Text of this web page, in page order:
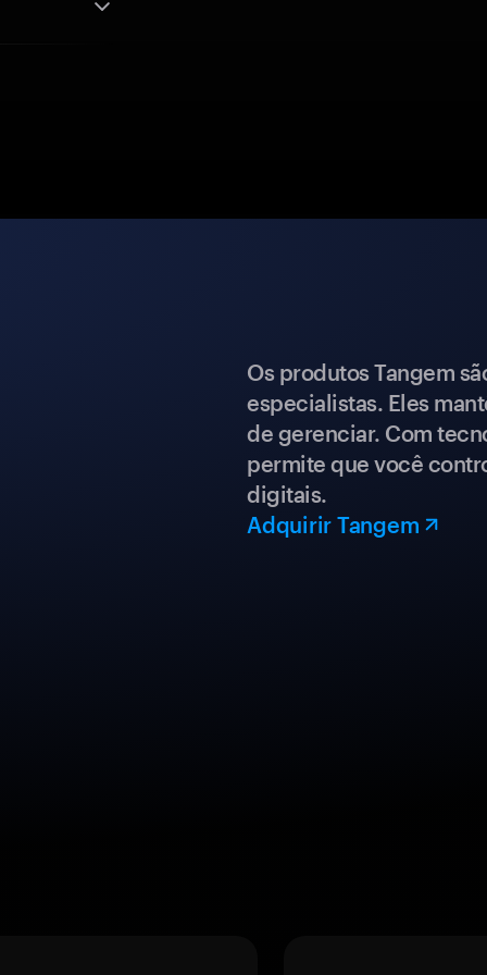
Os produtos Tangem
especialistas. Eles
de gerenciar. Com
permite que você
digitais.
Adquirir Tangem